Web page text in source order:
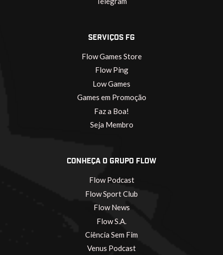
SERVIÇOS FG
Flow Games Store
Flow Ping
Low Games
Games em Promoção
Faz a Boa!
Seja Membro
CONHEÇA O GRUPO FLOW
Flow Podcast
Flow Sport Club
Flow News
Flow S.A.
Ciência Sem Fim
Venus Podcast